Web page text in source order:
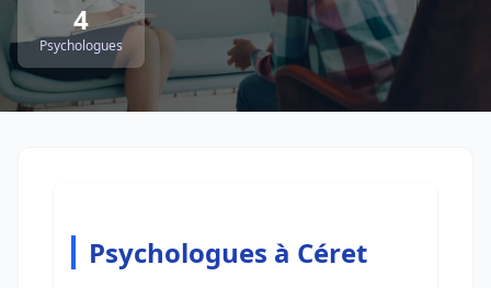
4
Psychologues
Psychologues à Céret